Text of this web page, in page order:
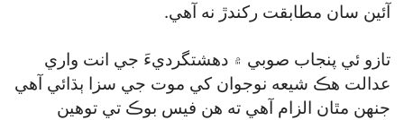
آئين سان مطابقت رکندڙ نه آهي.
تازو ئي پنجاب صوبي ۾ دهشتگرديءَ جي انت واري
عدالت هڪ شيعه نوجوان کي موت جي سزا ٻڌائي آهي
جنهن مٿان الزام آهي ته هن فيس بوڪ تي توهين